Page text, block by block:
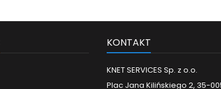
KONTAKT
KNET SERVICES Sp. z o.o.
Plac Jana Kilińskiego 2, 35-